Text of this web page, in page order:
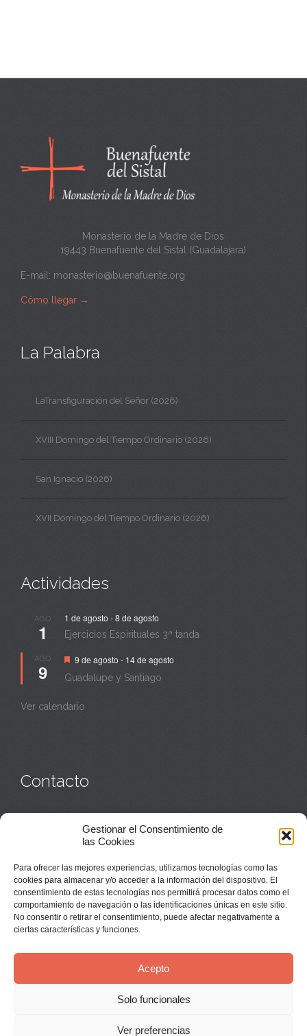
Gestionar el Consentimiento de
las Cookies
Para ofrecer las mejores experiencias, utilizamos tecnologías como las
cookies para almacenar y/o acceder a la información del dispositivo. El
consentimiento de estas tecnologías nos permitirá procesar datos como el
comportamiento de navegación o las identificaciones únicas en este sitio.
No consentir o retirar el consentimiento, puede afectar negativamente a
ciertas características y funciones.
Acepto
Solo funcionales
Ver preferencias
Monasterio de la Madre de Dios
19443 Buenafuente del Sistal (Guadalajara)
E-mail: monasterio@buenafuente.org
Cómo llegar →
La Palabra
LaTransfiguración del Señor (2026)
XVIII Domingo del Tiempo Ordinario (2026)
San Ignacio (2026)
XVII Domingo del Tiempo Ordinario (2026)
Actividades
AGO
1
1 de agosto -8 de agosto
Ejercicios Espirituales 3ª tanda
AGO
9
Destacado
9 de agosto - 14 de agosto
Guadalupe y Santiago
Ver calendario
Contacto
Casa de acogida:609 423 521o949 835 058
Parroquia y sacerdotes:949 835 111
Monasterio:monasterio@buenafuente.org
Información:informacion@buenafuente.org
Casa de acogida:
acogida@buenafuente.org
Ángel Moreno:angel@buenafuente.org
© Buenafuente del Sistal 2025 |